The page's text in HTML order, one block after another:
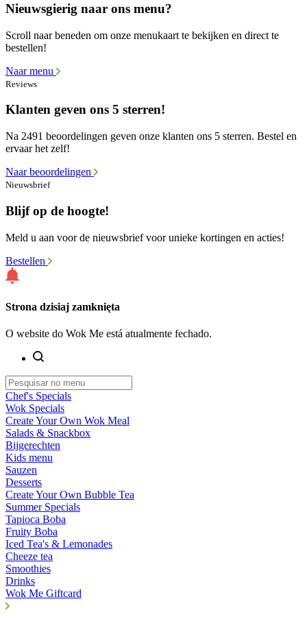
Nieuwsgierig naar ons menu?
Scroll naar beneden om onze menukaart te bekijken en direct te
bestellen!
Naar menu
Reviews
Klanten geven ons 5 sterren!
Na 2491 beoordelingen geven onze klanten ons 5 sterren. Bestel en
ervaar het zelf!
Naar beoordelingen
Nieuwsbrief
Blijf op de hoogte!
Meld u aan voor de nieuwsbrief voor unieke kortingen en acties!
Bestellen
Strona dzisiaj zamknięta
O website do Wok Me está atualmente fechado.
Chef's Specials
Wok Specials
Create Your Own Wok Meal
Salads & Snackbox
Bijgerechten
Kids menu
Sauzen
Desserts
Create Your Own Bubble Tea
Summer Specials
Tapioca Boba
Fruity Boba
Iced Tea's & Lemonades
Cheeze tea
Smoothies
Drinks
Wok Me Giftcard